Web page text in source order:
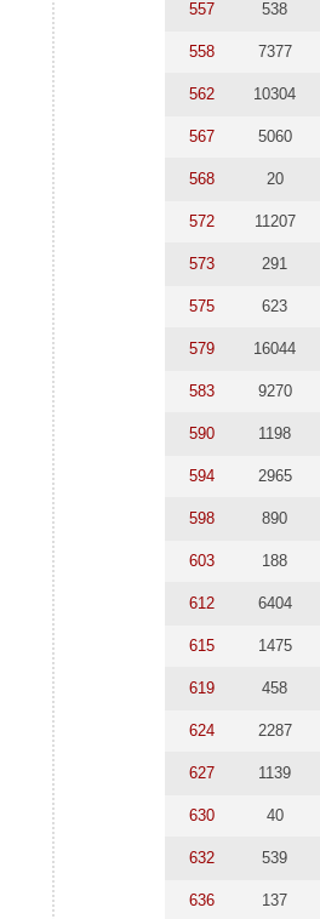
557 538
558 7377
562 10304
567 5060
568 20
572 11207
573 291
575 623
579 16044
583 9270
590 1198
594 2965
598 890
603 188
612 6404
615 1475
619 458
624 2287
627 1139
630 40
632 539
636 137